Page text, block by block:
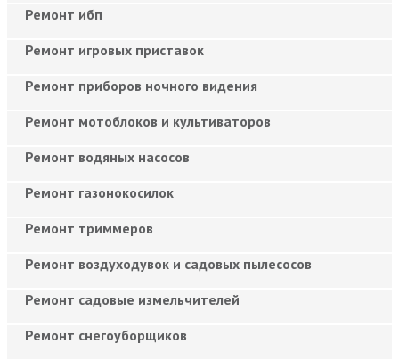
Ремонт ибп
Ремонт игровых приставок
Ремонт приборов ночного видения
Ремонт мотоблоков и культиваторов
Ремонт водяных насосов
Ремонт газонокосилок
Ремонт триммеров
Ремонт воздуходувок и садовых пылесосов
Ремонт садовые измельчителей
Ремонт снегоуборщиков